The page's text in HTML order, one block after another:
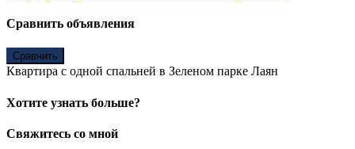
Сравнить объявления
Сравнить
Квартира с одной спальней в Зеленом парке Лаян
Хотите узнать больше?
Свяжитесь со мной